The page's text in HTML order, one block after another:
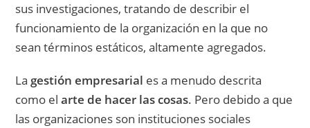
sus investigaciones, tratando de describir el
funcionamiento de la organización en la que no
sean términos estáticos, altamente agregados.
La gestión empresarial es a menudo descrita
como el arte de hacer las cosas. Pero debido a que
las organizaciones son instituciones sociales